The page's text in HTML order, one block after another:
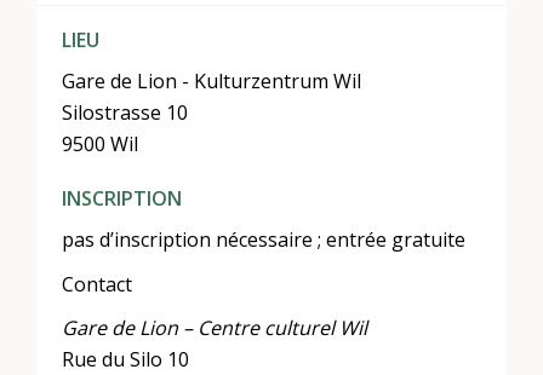
LIEU
Gare de Lion - Kulturzentrum Wil
Silostrasse 10
9500 Wil
INSCRIPTION
pas d’inscription nécessaire ; entrée gratuite
Contact
Gare de Lion – Centre culturel Wil
Rue du Silo 10